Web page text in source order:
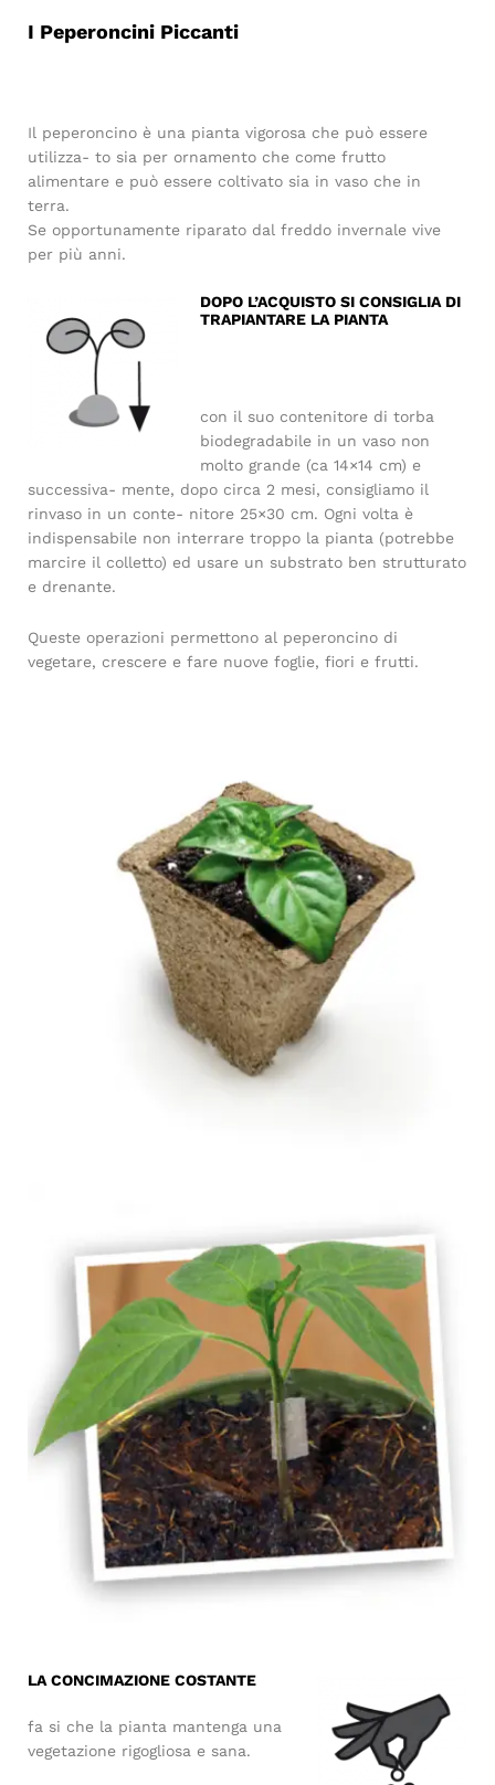
I Peperoncini Piccanti
Il peperoncino è una pianta vigorosa che può essere
utilizza- to sia per ornamento che come frutto
alimentare e può essere coltivato sia in vaso che in
terra.
Se opportunamente riparato dal freddo invernale vive
per più anni.
DOPO L’ACQUISTO SI CONSIGLIA DI
TRAPIANTARE LA PIANTA
con il suo contenitore di torba
biodegradabile in un vaso non
molto grande (ca 14×14 cm) e
successiva- mente, dopo circa 2 mesi, consigliamo il
rinvaso in un conte- nitore 25×30 cm. Ogni volta è
indispensabile non interrare troppo la pianta (potrebbe
marcire il colletto) ed usare un substrato ben strutturato
e drenante.
Queste operazioni permettono al peperoncino di
vegetare, crescere e fare nuove foglie, fiori e frutti.
LA CONCIMAZIONE COSTANTE
fa si che la pianta mantenga una
vegetazione rigogliosa e sana.